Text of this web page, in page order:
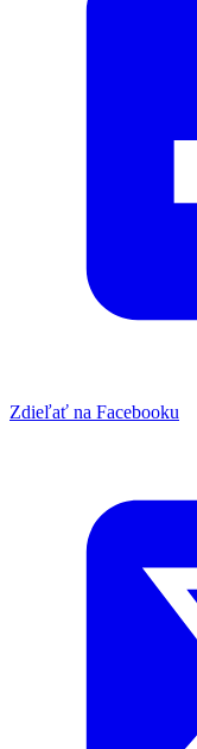
Zdieľať na Facebooku